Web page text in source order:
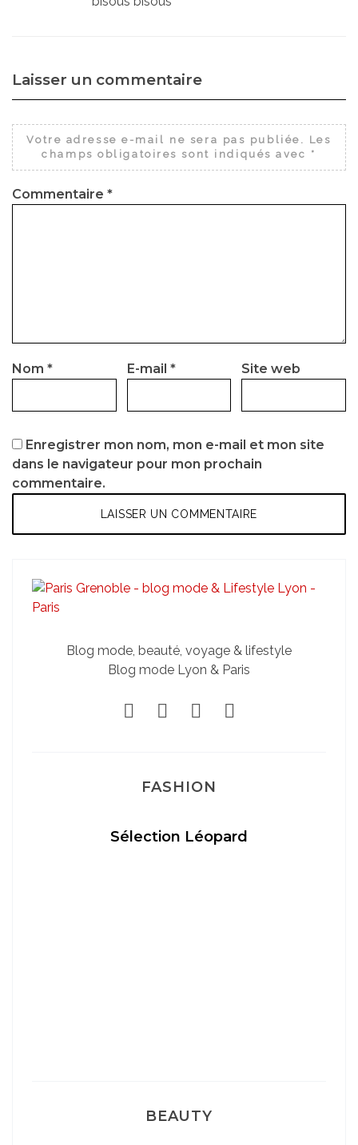
Laisser un commentaire
Votre adresse e-mail ne sera pas publiée. Les
champs obligatoires sont indiqués avec *
Commentaire *
Nom * E-mail * Site web
Enregistrer mon nom, mon e-mail et mon site
dans le navigateur pour mon prochain
commentaire.
Blog mode, beauté, voyage & lifestyle
Blog mode Lyon & Paris
FASHION
Sélection Léopard
BEAUTY